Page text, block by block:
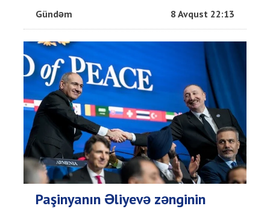
Gündəm 8 Avqust 22:13
Paşinyanın Əliyevə zənginin